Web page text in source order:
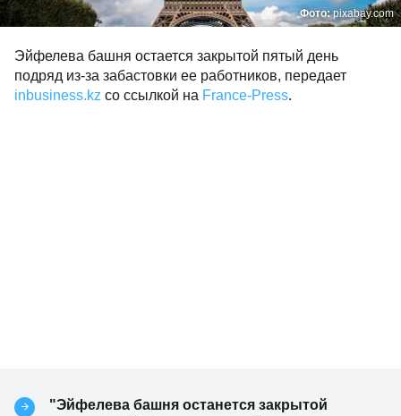
Фото:pixabay.com
Эйфелева башня остается закрытой пятый день
подряд из-за забастовки ее работников, передает
inbusiness.kz со ссылкой на France-Press.
"Эйфелева башня останется закрытой